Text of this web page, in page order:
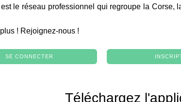
est le réseau professionnel qui regroupe la Corse,
! Rejoignez-nous !
SE CONNECTER
Téléchargez